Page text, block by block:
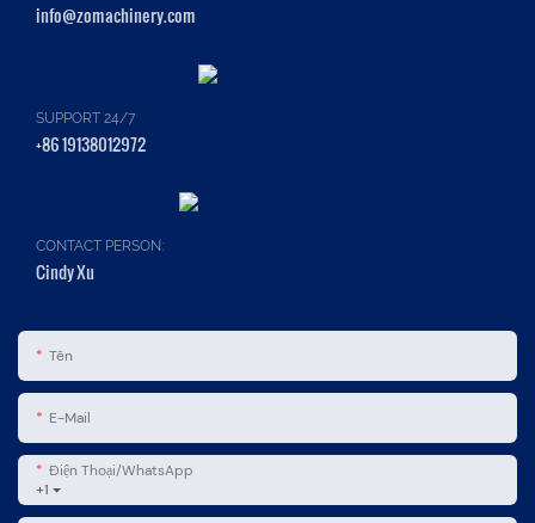
info@zomachinery.com
SUPPORT 24/7
+86 19138012972
CONTACT PERSON:
Cindy Xu
Tên
E-Mail
+1
Điện Thoại/WhatsApp